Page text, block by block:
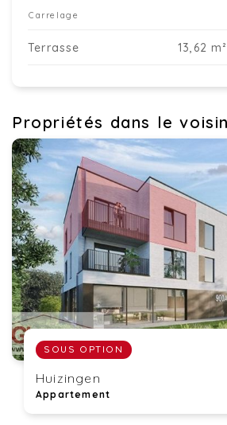
Carrelage
Terrasse 13,62 m²
Propriétés dans le
SOUS OPTION
Huizingen
Appartement